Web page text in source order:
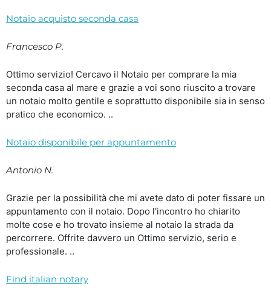
Notaio acquisto seconda casa
Francesco P.
Ottimo servizio! Cercavo il Notaio per comprare la mia
seconda casa al mare e grazie a voi sono riuscito a trovare
un notaio molto gentile e soprattutto disponibile sia in senso
pratico che economico. ..
Notaio disponibile per appuntamento
Antonio N.
Grazie per la possibilità che mi avete dato di poter fissare un
appuntamento con il notaio. Dopo l'incontro ho chiarito
molte cose e ho trovato insieme al notaio la strada da
percorrere. Offrite davvero un Ottimo servizio, serio e
professionale. ..
Find italian notary